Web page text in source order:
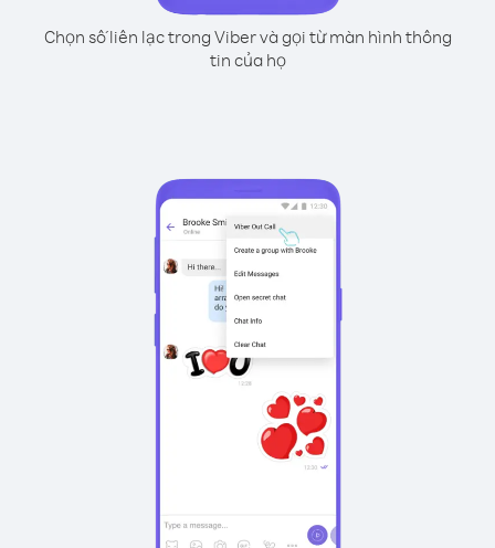
Chọn số liên lạc trong Viber và gọi từ màn hình thông
tin của họ